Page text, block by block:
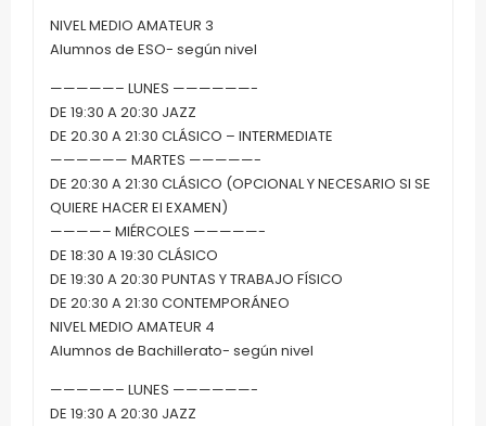
NIVEL MEDIO AMATEUR 3
Alumnos de ESO- según nivel
—————– LUNES ——————-
DE 19:30 A 20:30 JAZZ
DE 20.30 A 21:30 CLÁSICO – INTERMEDIATE
—————— MARTES —————-
DE 20:30 A 21:30 CLÁSICO (OPCIONAL Y NECESARIO SI SE
QUIERE HACER El EXAMEN)
————– MIÉRCOLES —————-
DE 18:30 A 19:30 CLÁSICO
DE 19:30 A 20:30 PUNTAS Y TRABAJO FÍSICO
DE 20:30 A 21:30 CONTEMPORÁNEO
NIVEL MEDIO AMATEUR 4
Alumnos de Bachillerato- según nivel
—————– LUNES ——————-
DE 19:30 A 20:30 JAZZ